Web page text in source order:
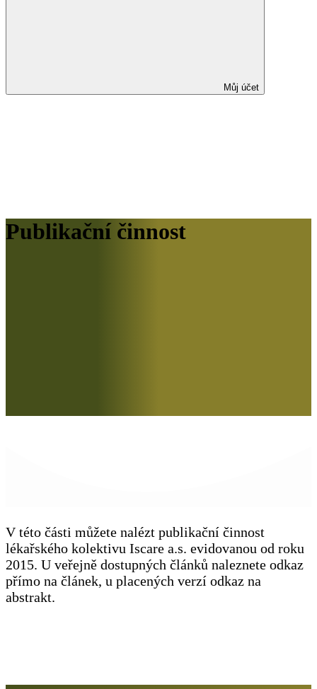
Můj účet
Publikační činnost
V této části můžete nalézt publikační činnost
lékařského kolektivu Iscare a.s. evidovanou od roku
2015. U veřejně dostupných článků naleznete odkaz
přímo na článek, u placených verzí odkaz na
abstrakt.